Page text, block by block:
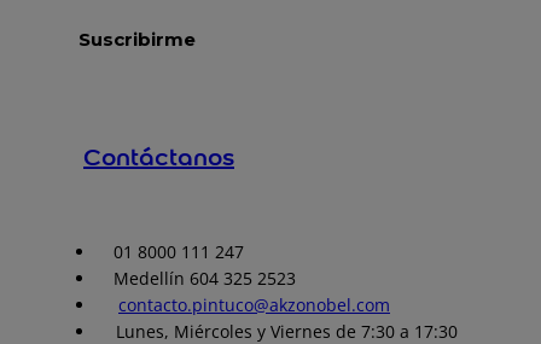
Contáctanos
01 8000 111 247
Medellín 604 325 2523
contacto.pintuco@akzonobel.com
Lunes, Miércoles y Viernes de 7:30 a 17:30